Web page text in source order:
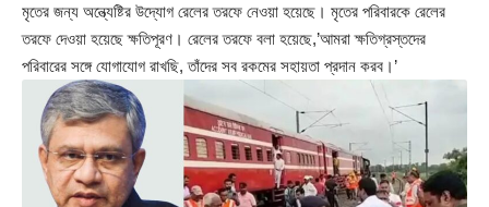
মৃতের জন্য অন্ত্যেষ্টির উদ্যোগ রেলের তরফে নেওয়া হয়েছে। মৃতের পরিবারকে রেলের
তরফে দেওয়া হয়েছে ক্ষতিপূরণ। রেলের তরফে বলা হয়েছে,’আমরা ক্ষতিগ্রস্তদের
পরিবারের সঙ্গে যোগাযোগ রাখছি, তাঁদের সব রকমের সহায়তা প্রদান করব।’